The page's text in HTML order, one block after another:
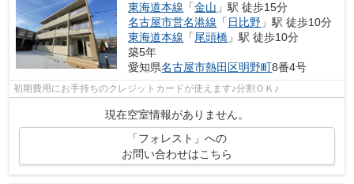
東海道本線 「金山 」駅 徒歩15分
名古屋市営名港線 「 日比野 」駅 徒歩10分
東海道本線 「尾頭橋 」駅 徒歩10分
築5年
愛知県名古屋市熱田区明野町8番4号
初期費用にお手持ちのクレジットカードが使えます♪分割ＯＫ♪
現在空室情報がありません。
「フォレスト」への
お問い合わせはこちら